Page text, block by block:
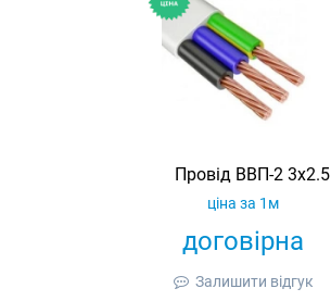
Провід ВВП-2 3х2.5
договірна
ціна за 1м
Залишити відгук